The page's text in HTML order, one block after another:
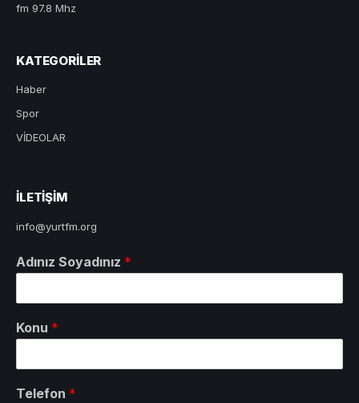
fm 97.8 Mhz
KATEGORILER
Haber
Spor
VİDEOLAR
ILETIŞIM
info@yurtfm.org
Adınız Soyadınız *
Konu *
Telefon *